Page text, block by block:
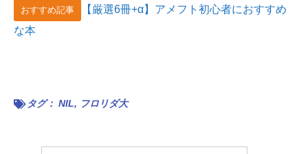
おすすめ記事
【厳選6冊+α】アメフト初心者におすすめ
な本
タグ： NIL, フロリダ大